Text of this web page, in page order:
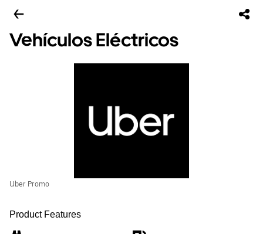
Vehículos Eléctricos
Uber Promo
Product Features